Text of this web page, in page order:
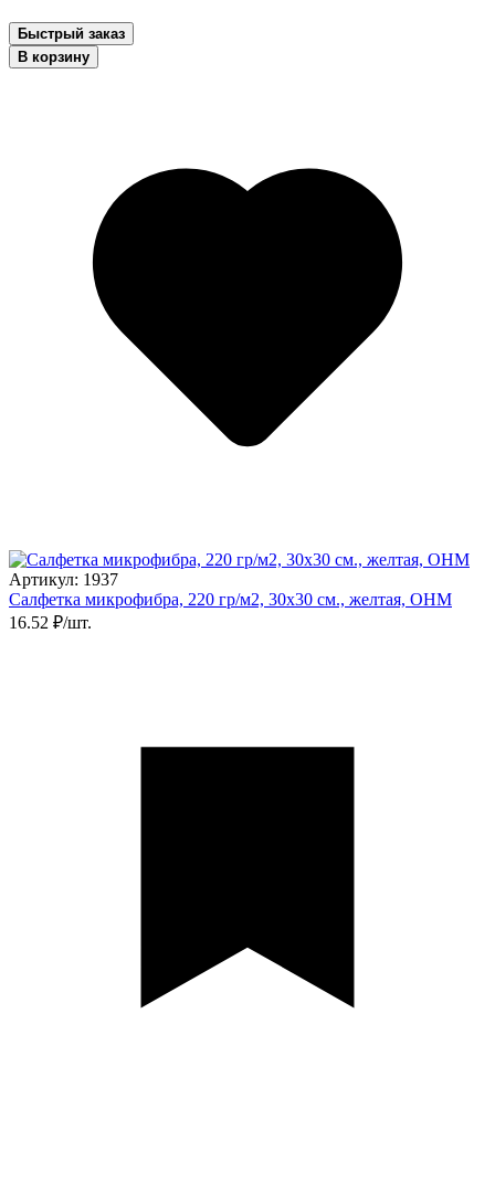
Быстрый заказ
В корзину
Артикул: 1937
Салфетка микрофибра, 220 гр/м2, 30х30 см., желтая, ОНМ
16.52 ₽/шт.